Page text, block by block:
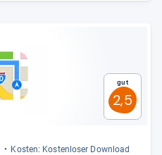
Gut
2,5
Kos­ten: Kos­ten­lo­ser Dow­n­load